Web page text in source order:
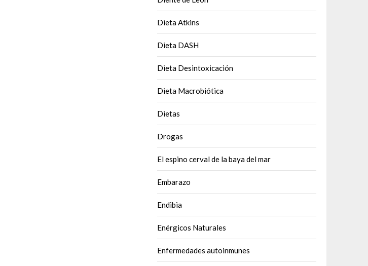
Dieta Atkins
Dieta DASH
Dieta Desintoxicación
Dieta Macrobiótica
Dietas
Drogas
El espino cerval de la baya del mar
Embarazo
Endibia
Enérgicos Naturales
Enfermedades autoinmunes